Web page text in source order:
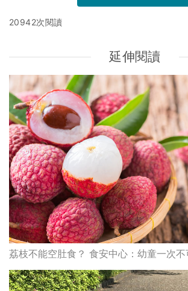
20942次閱讀
延伸閱讀
荔枝不能空肚食？ 食安中心：幼童一次